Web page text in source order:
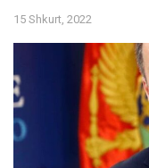
15 Shkurt, 2022